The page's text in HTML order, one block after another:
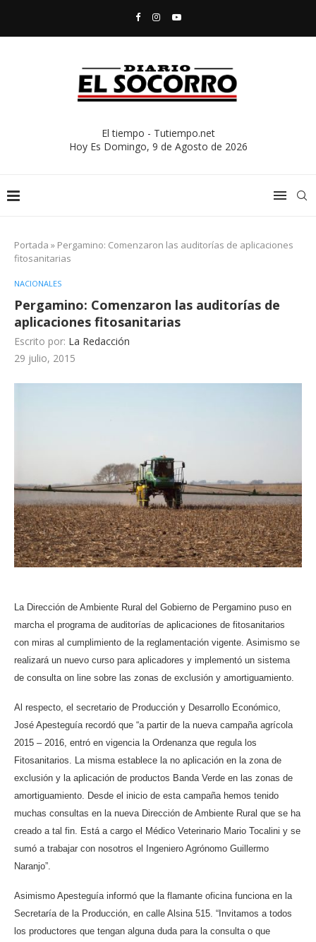
El tiempo - Tutiempo.net
Hoy Es Domingo, 9 de Agosto de 2026
Portada » Pergamino: Comenzaron las auditorías de aplicaciones
fitosanitarias
NACIONALES
Pergamino: Comenzaron las auditorías de
aplicaciones fitosanitarias
Escrito por: La Redacción
29 julio, 2015
La Dirección de Ambiente Rural del Gobierno de Pergamino puso en
marcha el programa de auditorías de aplicaciones de fitosanitarios
con miras al cumplimiento de la reglamentación vigente. Asimismo se
realizará un nuevo curso para aplicadores y implementó un sistema
de consulta on line sobre las zonas de exclusión y amortiguamiento.
Al respecto, el secretario de Producción y Desarrollo Económico,
José Apesteguía recordó que “a partir de la nueva campaña agrícola
2015 – 2016, entró en vigencia la Ordenanza que regula los
Fitosanitarios. La misma establece la no aplicación en la zona de
exclusión y la aplicación de productos Banda Verde en las zonas de
amortiguamiento. Desde el inicio de esta campaña hemos tenido
muchas consultas en la nueva Dirección de Ambiente Rural que se ha
creado a tal fin. Está a cargo el Médico Veterinario Mario Tocalini y se
sumó a trabajar con nosotros el Ingeniero Agrónomo Guillermo
Naranjo”.
Asimismo Apesteguía informó que la flamante oficina funciona en la
Secretaría de la Producción, en calle Alsina 515. “Invitamos a todos
los productores que tengan alguna duda para la consulta o que